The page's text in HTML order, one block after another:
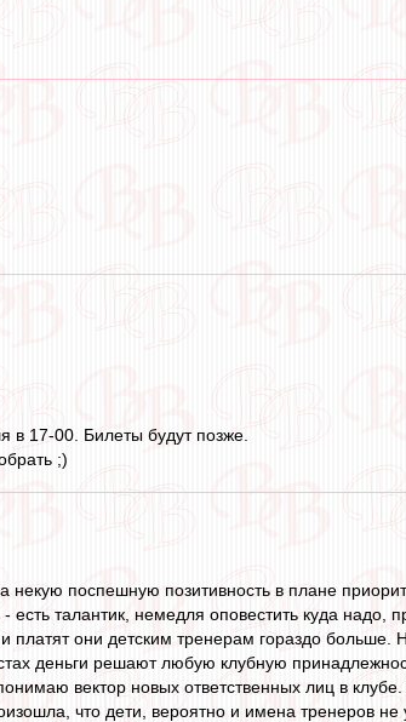
в 17-00. Билеты будут позже.
;)
поспешную позитивность в плане
талантик, немедля оповестить куда надо,
платят они детским тренерам гораздо больше.
деньги решают любую клубную
вектор новых ответственных лиц в
что дети, вероятно и имена тренеров не